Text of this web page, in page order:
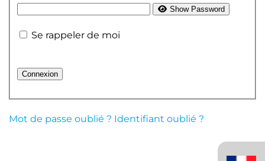
Show Password
Se rappeler de moi
Connexion
Mot de passe oublié ? Identifiant oublié ?